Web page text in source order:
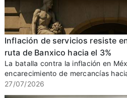
Inflación de servicios resiste
ruta de Banxico hacia el 3%
La batalla contra la inflación en
encarecimiento de mercancías
27/07/2026